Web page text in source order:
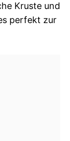
Kruste und
perfekt zur